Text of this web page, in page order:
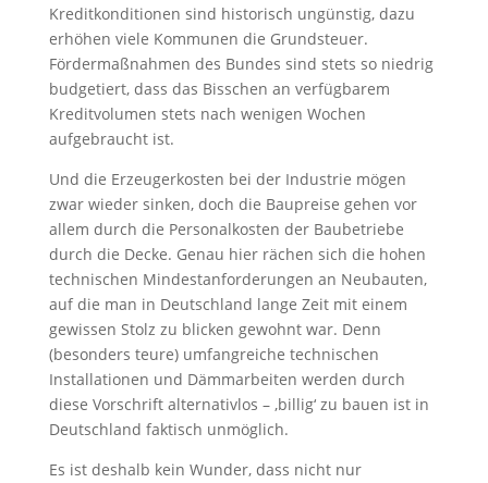
Kreditkonditionen sind historisch ungünstig, dazu
erhöhen viele Kommunen die Grundsteuer.
Fördermaßnahmen des Bundes sind stets so niedrig
budgetiert, dass das Bisschen an verfügbarem
Kreditvolumen stets nach wenigen Wochen
aufgebraucht ist.
Und die Erzeugerkosten bei der Industrie mögen
zwar wieder sinken, doch die Baupreise gehen vor
allem durch die Personalkosten der Baubetriebe
durch die Decke. Genau hier rächen sich die hohen
technischen Mindestanforderungen an Neubauten,
auf die man in Deutschland lange Zeit mit einem
gewissen Stolz zu blicken gewohnt war. Denn
(besonders teure) umfangreiche technischen
Installationen und Dämmarbeiten werden durch
diese Vorschrift alternativlos – ‚billig‘ zu bauen ist in
Deutschland faktisch unmöglich.
Es ist deshalb kein Wunder, dass nicht nur